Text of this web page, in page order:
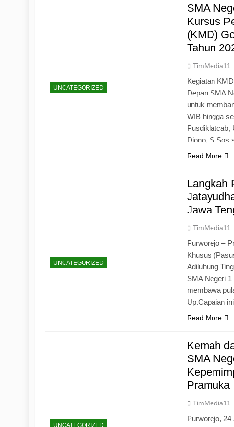
UNCATEGORIZED
SMA
Kursus
(KMD)
Tahun
TimMedia11
Kegiatan
Depan SMA
untuk
WIB hingga
Pusdiklatcab,
Diono, S.Sos
Read More
UNCATEGORIZED
Langkah
Jawa
TimMedia11
Purworejo –
Khusus
Adiluhung
SMA Negeri
membawa
Up.Capaian
Read More
UNCATEGORIZED
Kemah
SMA
Pramuka
TimMedia11
Purworejo, 24